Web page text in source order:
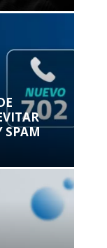
SPAM